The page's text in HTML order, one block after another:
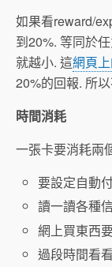
如果看reward/
到20%. 等同於
就越小. 這網頁
20%的回報. 所
時間消耗
一張卡要消耗兩
要設定自動
讀一讀各種
網上買東西
過段時間看